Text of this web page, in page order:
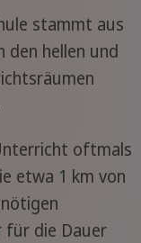
stammt aus
den hellen und
oftmals
etwa 1 km von
für die Dauer